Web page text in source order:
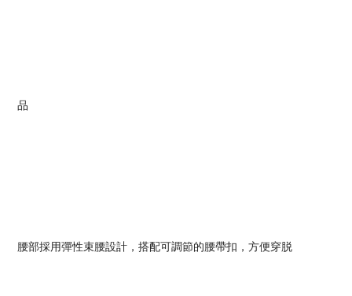
品
腰部採用彈性束腰設計，搭配可調節的腰帶扣，方便穿脱